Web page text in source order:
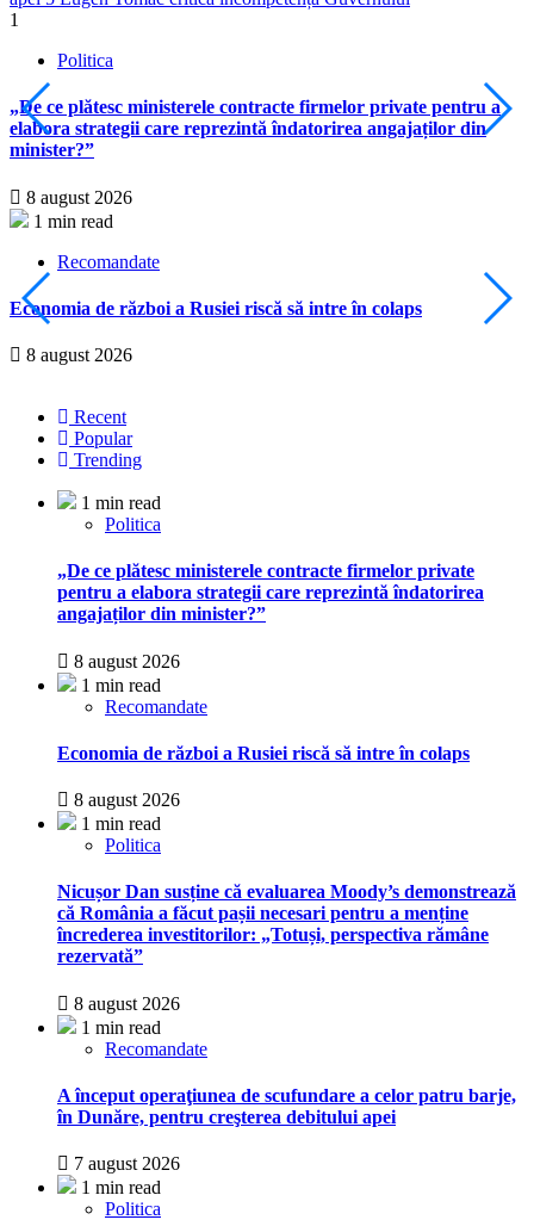
1
Politica
„De ce plătesc ministerele contracte firmelor private pentru a
elabora strategii care reprezintă îndatorirea angajaților din
minister?”
8 august 2026
1 min read
Recomandate
Economia de război a Rusiei riscă să intre în colaps
8 august 2026
Recent
Popular
Trending
1 min read
Politica
„De ce plătesc ministerele contracte firmelor private
pentru a elabora strategii care reprezintă îndatorirea
angajaților din minister?”
8 august 2026
1 min read
Recomandate
Economia de război a Rusiei riscă să intre în colaps
8 august 2026
1 min read
Politica
Nicușor Dan susține că evaluarea Moody’s demonstrează
că România a făcut pașii necesari pentru a menține
încrederea investitorilor: „Totuși, perspectiva rămâne
rezervată”
8 august 2026
1 min read
Recomandate
A început operaţiunea de scufundare a celor patru barje,
în Dunăre, pentru creşterea debitului apei
7 august 2026
1 min read
Politica